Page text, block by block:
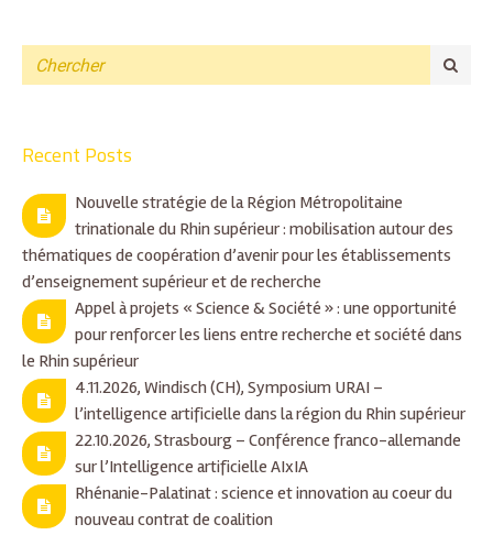
Recent Posts
Nouvelle stratégie de la Région Métropolitaine
trinationale du Rhin supérieur : mobilisation autour des
thématiques de coopération d’avenir pour les établissements
d’enseignement supérieur et de recherche
Appel à projets « Science & Société » : une opportunité
pour renforcer les liens entre recherche et société dans
le Rhin supérieur
4.11.2026, Windisch (CH), Symposium URAI –
l’intelligence artificielle dans la région du Rhin supérieur
22.10.2026, Strasbourg – Conférence franco-allemande
sur l’Intelligence artificielle AIxIA
Rhénanie-Palatinat : science et innovation au coeur du
nouveau contrat de coalition